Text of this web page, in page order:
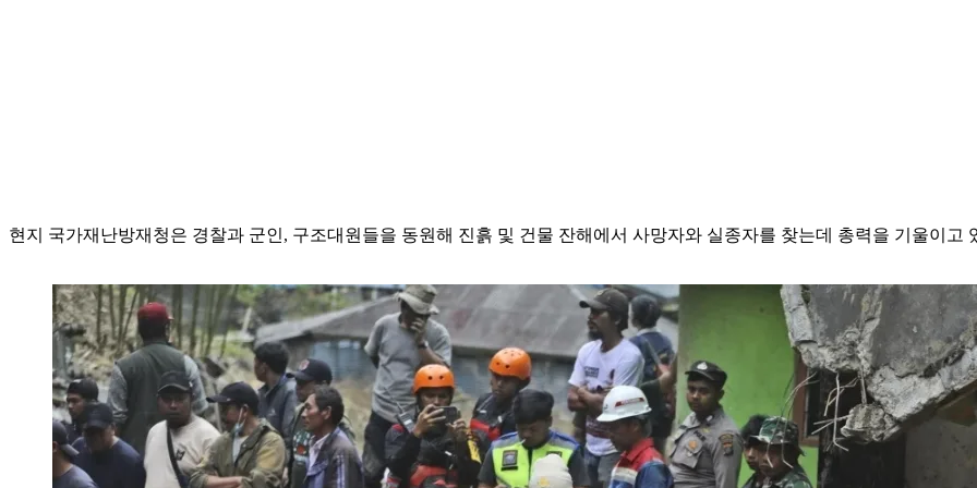
현지 국가재난방재청은 경찰과 군인, 구조대원들을 동원해 진흙 및 건물 잔해에서 사망자와 실종자를 찾는데 총력을 기울이고